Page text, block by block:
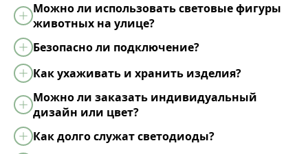
Можно ли использовать световые фигуры
животных на улице?
Безопасно ли подключение?
Как ухаживать и хранить изделия?
Можно ли заказать индивидуальный
дизайн или цвет?
Как долго служат светодиоды?